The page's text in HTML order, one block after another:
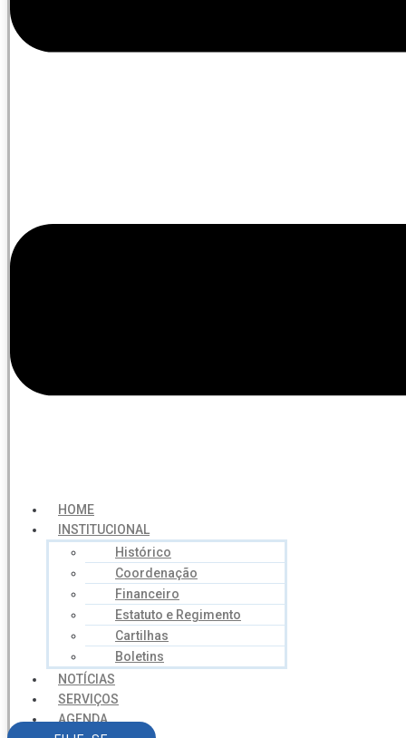
HOME
INSTITUCIONAL
Histórico
Coordenação
Financeiro
Estatuto e Regimento
Cartilhas
Boletins
NOTÍCIAS
SERVIÇOS
AGENDA